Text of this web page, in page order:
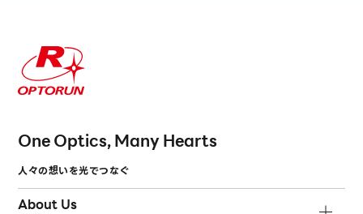
One Optics, Many Hearts
人々の想いを光でつなぐ
About Us